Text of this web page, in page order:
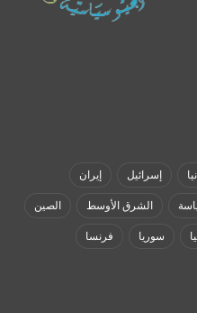
إسرائيل إيران
الشرق الأوسط الصين
سوريا فرنسا